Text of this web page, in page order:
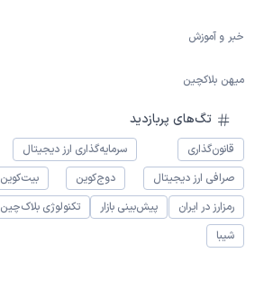
خبر و آموزش
میهن بلاکچین
تگ‌های پربازدید
قانون‌گذاری سرمایه‌گذاری ارز دیجیتال
صرافی ارز دیجیتال
دوج‌کوین بیت‌کوین
رمزارز در ایران
پیش‌بینی بازار تکنولوژی بلاک‌چین
شیبا